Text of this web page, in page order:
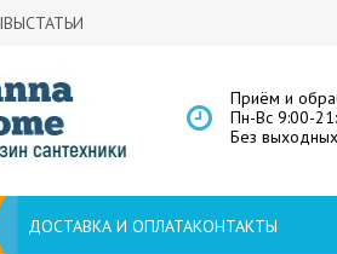
СТАТЬИ
Приём и
Пн-Вс 9:00-
Без выходных
ДОСТАВКА И ОПЛАТАКОНТАКТЫ